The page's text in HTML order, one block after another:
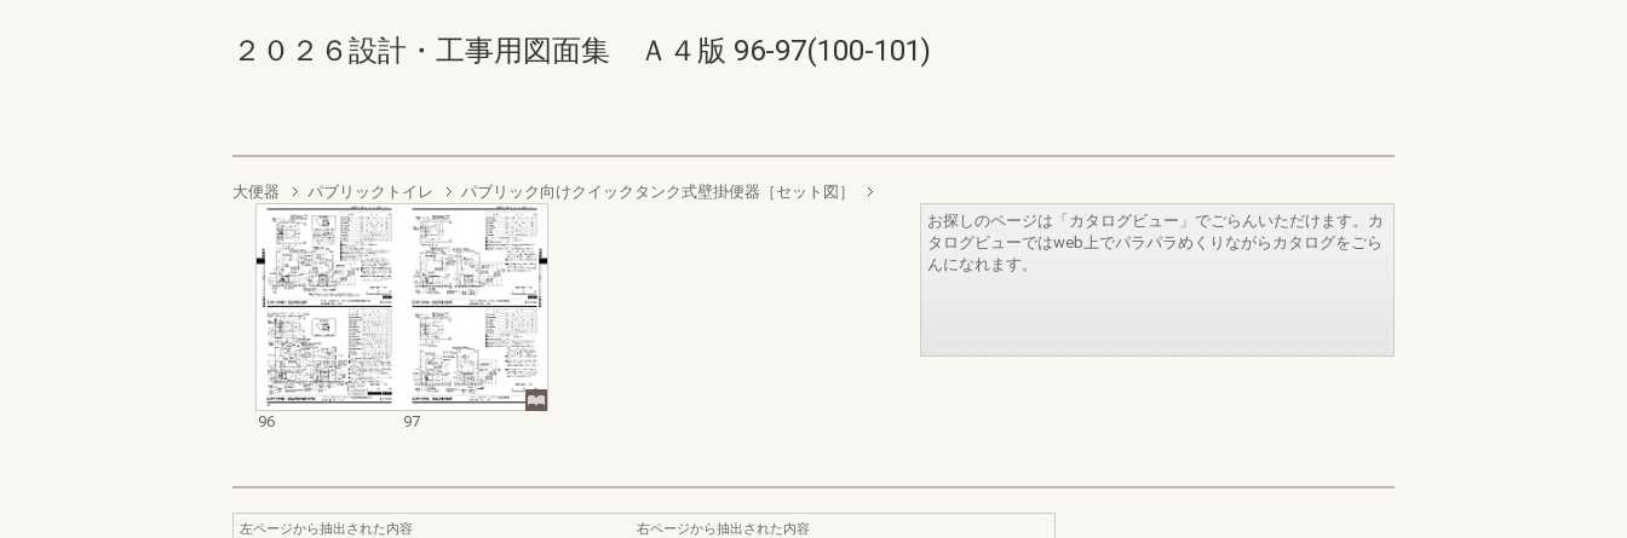
２０２６設計・工事用図面集 Ａ４版 96-97(100-101)
大便器 パブリックトイレ パブリック向けクイックタンク式壁掛便器［セット図］
96 97
お探しのページは「カタログビュー」でごらんいただけます。カ
タログビューではweb上でパラパラめくりながらカタログをごら
んになれます。
左ページから抽出された内容
右ページから抽出された内容